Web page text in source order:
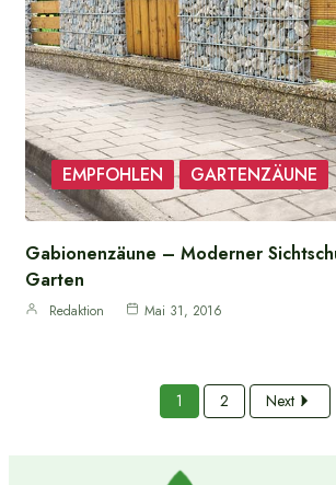
EMPFOHLEN GARTENZÄUNE
Gabionenzäune – Moderner
Garten
Redaktion Mai 31, 2016
1 2 Next